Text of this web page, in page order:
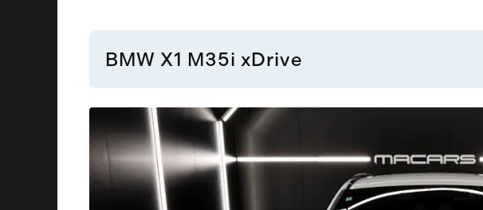
BMW X1 M35i xDrive